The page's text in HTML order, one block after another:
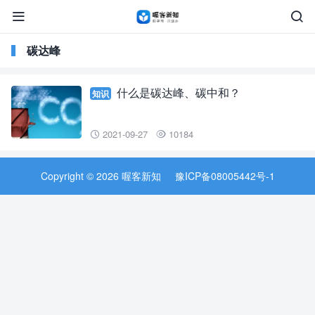


碳达峰
知识 什么是碳达峰、碳中和？
 2021-09-27  10184
Copyright © 2026 喔客新知 豫ICP备08005442号-1